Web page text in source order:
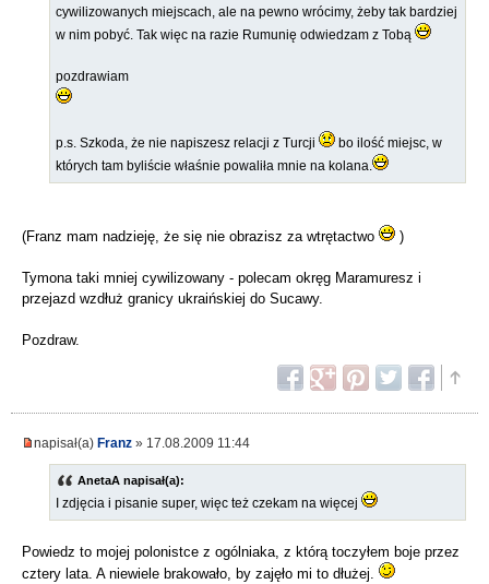
cywilizowanych miejscach, ale na pewno wrócimy, żeby tak bardziej
w nim pobyć. Tak więc na razie Rumunię odwiedzam z Tobą
pozdrawiam
p.s. Szkoda, że nie napiszesz relacji z Turcji
bo ilość miejsc, w
których tam byliście właśnie powaliła mnie na kolana.
(Franz mam nadzieję, że się nie obrazisz za wtrętactwo )
Tymona taki mniej cywilizowany - polecam okręg Maramuresz i
przejazd wzdłuż granicy ukraińskiej do Sucawy.
Pozdraw.
napisał(a) Franz » 17.08.2009 11:44
AnetaA napisał(a):
I zdjęcia i pisanie super, więc też czekam na więcej
Powiedz to mojej polonistce z ogólniaka, z którą toczyłem boje przez
cztery lata. A niewiele brakowało, by zajęło mi to dłużej.